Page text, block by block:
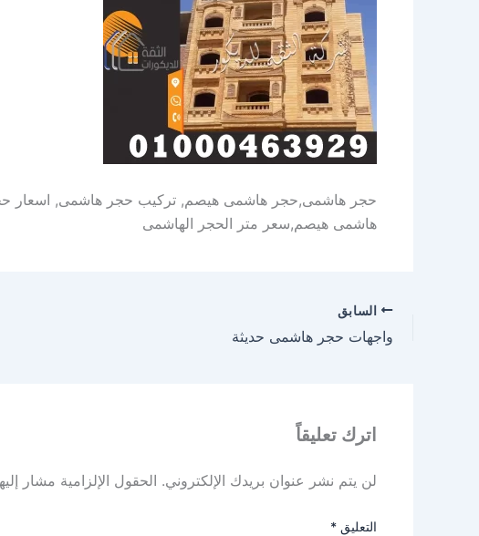
حجر هاشمى,حجر هاشمى هيصم, تركيب حجر هاشمى, اسعار
هاشمى هيصم,سعر متر الحجر الهاشمى
السابق
واجهات حجر هاشمى حديثة
اترك تعليقاً
لن يتم نشر عنوان بريدك الإلكتروني. الحقول الإلزامية مشار
التعليق *